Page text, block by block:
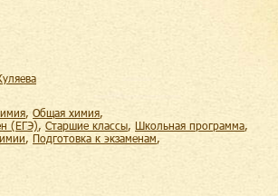
химия, общая химия,
(ЕГЭ), старшие классы, школьная программа,
, подготовка к экзаменам,